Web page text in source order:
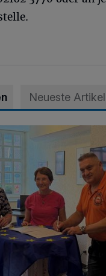
Neueste Artikel
zum Bündnis für Vielfalt